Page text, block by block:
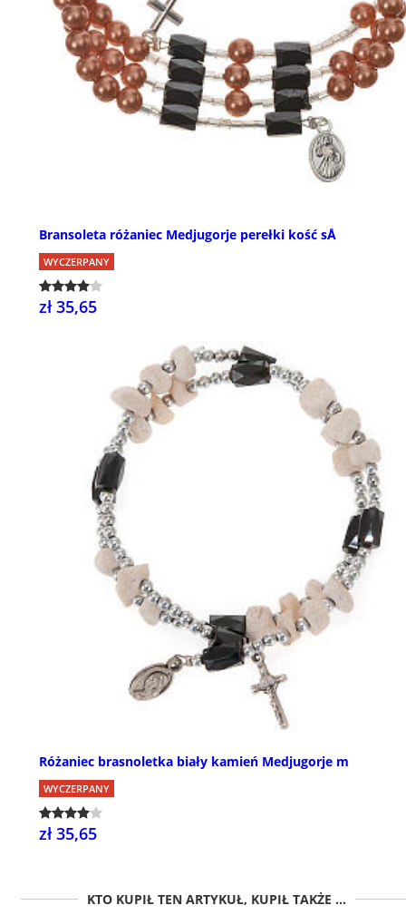
Bransoleta różaniec Medjugorje perełki kość sÅ
WYCZERPANY
zł 35,65
Różaniec brasnoletka biały kamień Medjugorje m
WYCZERPANY
zł 35,65
KTO KUPIŁ TEN ARTYKUŁ, KUPIŁ TAKŻE ...